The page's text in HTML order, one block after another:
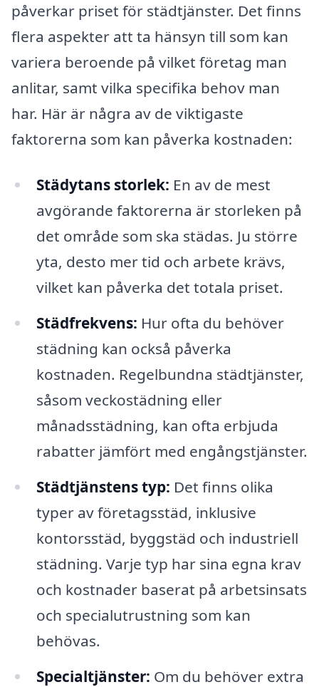
påverkar priset för städtjänster. Det finns
flera aspekter att ta hänsyn till som kan
variera beroende på vilket företag man
anlitar, samt vilka specifika behov man
har. Här är några av de viktigaste
faktorerna som kan påverka kostnaden:
Städytans storlek: En av de mest
avgörande faktorerna är storleken på
det område som ska städas. Ju större
yta, desto mer tid och arbete krävs,
vilket kan påverka det totala priset.
Städfrekvens: Hur ofta du behöver
städning kan också påverka
kostnaden. Regelbundna städtjänster,
såsom veckostädning eller
månadsstädning, kan ofta erbjuda
rabatter jämfört med engångstjänster.
Städtjänstens typ: Det finns olika
typer av företagsstäd, inklusive
kontorsstäd, byggstäd och industriell
städning. Varje typ har sina egna krav
och kostnader baserat på arbetsinsats
och specialutrustning som kan
behövas.
Specialtjänster: Om du behöver extra